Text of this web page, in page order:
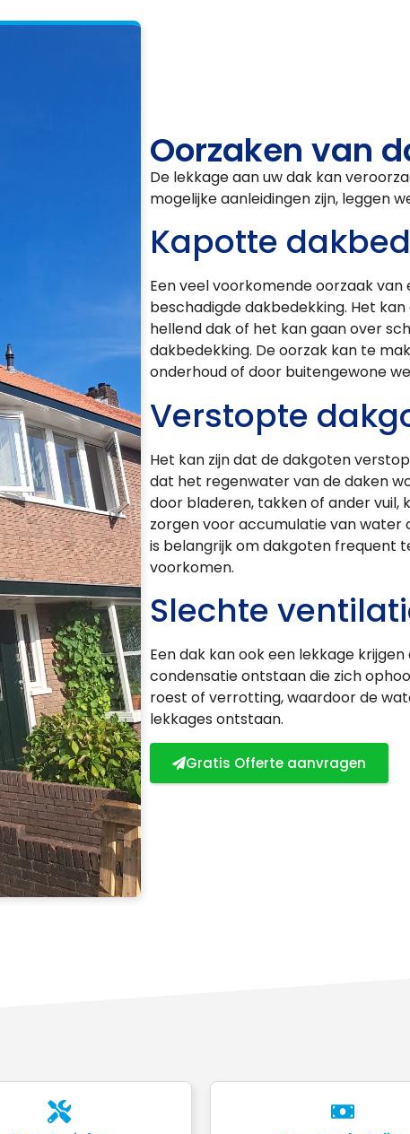
Oorzaken van
De lekkage aan uw dak kan
mogelijke aanleidingen zijn, leggen
Kapotte
Een veel voorkomende oorzaak
beschadigde dakbedekking. Het
hellend dak of het kan gaan over
dakbedekking. De oorzak kan te
onderhoud of door buitengewone
Verstopte
Het kan zijn dat de dakgoten
dat het regenwater van de daken
door bladeren, takken of ander
zorgen voor accumulatie van water
is belangrijk om dakgoten frequent
voorkomen.
Slechte
Een dak kan ook een lekkage
condensatie ontstaan die zich
roest of verrotting, waardoor de
lekkages ontstaan.
Gratis Offerte aanvragen